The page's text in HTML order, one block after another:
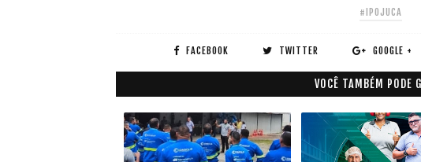
#IPOJUCA
FACEBOOK TWITTER GOOGLE +
VOCÊ TAMBÉM PODE